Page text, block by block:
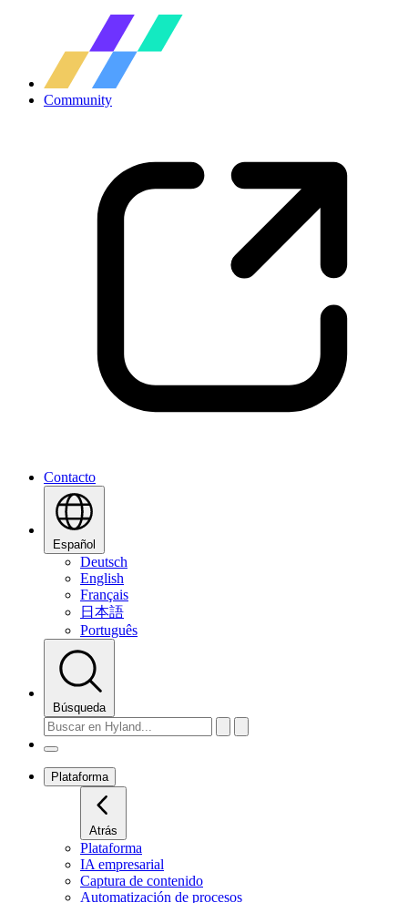
Community
Contacto
Español
Deutsch
English
Français
日本語
Português
Búsqueda
Plataforma
Atrás
Plataforma
IA empresarial
Captura de contenido
Automatización de procesos